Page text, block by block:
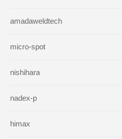
amadaweldtech
micro-spot
nishihara
nadex-p
himax